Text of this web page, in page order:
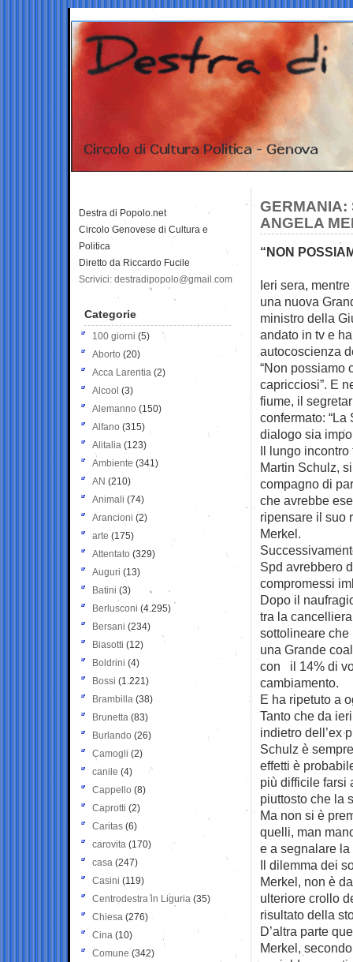
GERMANIA:
ANGELA
“NON
Ieri sera,
una nuova
ministro della
andato in tv e
autocoscienza
“Non possiamo
capricciosi”. E
fiume, il
confermato:
dialogo sia
Il lungo
Martin Schulz,
compagno di
che avrebbe
ripensare il suo
Merkel.
Spd avrebbero
compromessi
Dopo il
tra la
sottolineare che
una Grande
con il 14% di
cambiamento.
E ha ripetuto a
Tanto che da
indietro dell’ex
Schulz è
effetti è
più difficile farsi
piuttosto che la
Ma non si è
quelli, man
e a segnalare
Il dilemma dei
Merkel, non è
ulteriore crollo
risultato della
D’altra parte
Merkel,
Destra di Popolo.net
Circolo Genovese di Cultura e
Politica
Diretto da Riccardo Fucile
Scrivici: destradipopolo@gmail.com
Categorie
100 giorni (5)
Aborto (20)
Acca Larentia (2)
Alcool (3)
Alemanno (150)
Alfano (315)
Alitalia (123)
Ambiente (341)
AN (210)
Animali (74)
Arancioni (2)
arte (175)
Attentato (329)
Auguri (13)
Batini (3)
Berlusconi (4.295)
Bersani (234)
Biasotti (12)
Boldrini (4)
Bossi (1.221)
Brambilla (38)
Brunetta (83)
Burlando (26)
Camogli (2)
canile (4)
Cappello (8)
Caprotti (2)
Caritas (6)
carovita (170)
casa (247)
Casini (119)
Centrodestra in Liguria (35)
Chiesa (276)
Cina (10)
Comune (342)